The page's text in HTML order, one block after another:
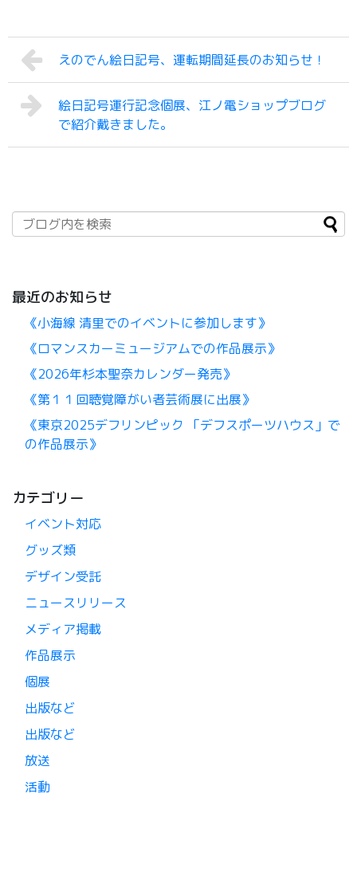
えのでん絵日記号、運転期間延長のお知らせ！
絵日記号運行記念個展、江ノ電ショップブログ
で紹介戴きました。
最近のお知らせ
《小海線 清里でのイベントに参加します》
《ロマンスカーミュージアムでの作品展示》
《2026年杉本聖奈カレンダー発売》
《第１１回聴覚障がい者芸術展に出展》
《東京2025デフリンピック 「デフスポーツハウス」で
の作品展示》
カテゴリー
イベント対応
グッズ類
デザイン受託
ニュースリリース
メディア掲載
作品展示
個展
出版など
出版など
放送
活動